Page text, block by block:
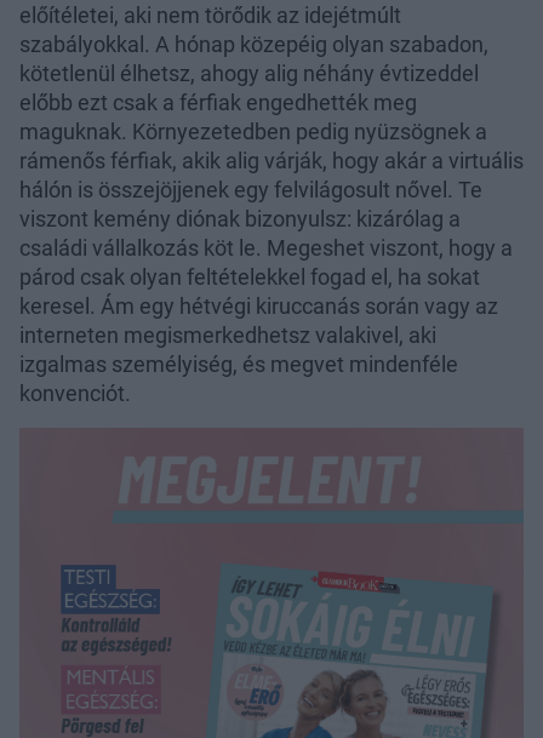
előítéletei, aki nem törődik az idejétmúlt
szabályokkal. A hónap közepéig olyan szabadon,
kötetlenül élhetsz, ahogy alig néhány évtizeddel
előbb ezt csak a férfiak engedhették meg
maguknak. Környezetedben pedig nyüzsögnek a
rámenős férfiak, akik alig várják, hogy akár a virtuális
hálón is összejöjjenek egy felvilágosult nővel. Te
viszont kemény diónak bizonyulsz: kizárólag a
családi vállalkozás köt le. Megeshet viszont, hogy a
párod csak olyan feltételekkel fogad el, ha sokat
keresel. Ám egy hétvégi kiruccanás során vagy az
interneten megismerkedhetsz valakivel, aki
izgalmas személyiség, és megvet mindenféle
konvenciót.